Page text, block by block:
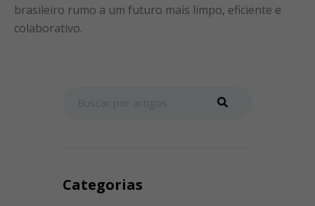
brasileiro rumo a um futuro mais limpo, eficiente e
colaborativo.
Categorias